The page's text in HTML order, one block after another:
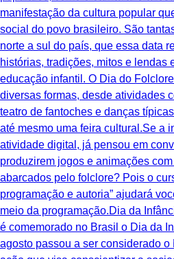
manifestação da cultura popular
social do povo brasileiro. São
norte a sul do país, que essa data
histórias, tradições, mitos e lendas
educação infantil. O Dia do
diversas formas, desde atividades
teatro de fantoches e danças
até mesmo uma feira cultural.Se a
atividade digital, já pensou em
produzirem jogos e animações
abarcados pelo folclore? Pois o
programação e autoria” ajudará
meio da programação.Dia da
é comemorado no Brasil o Dia da
agosto passou a ser considerado o